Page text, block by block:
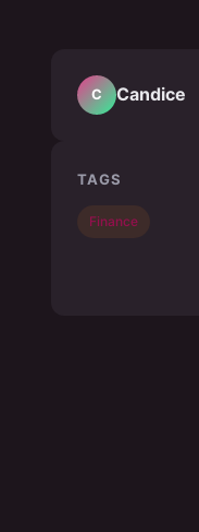
C Candice
TAGS
Finance